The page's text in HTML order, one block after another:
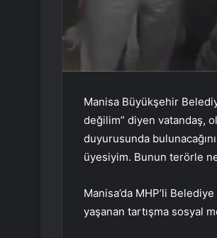
Manisa Büyükşehir
değilim” diyen vatandaş,
duyurusunda
üyesiyim. Bunun terörle
Manisa’da MHP’li
yaşanan tartışma sosyal